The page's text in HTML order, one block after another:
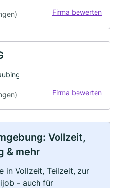
Firma bewerten
Firma bewerten
Vollzeit,
& mehr
in Vollzeit, Teilzeit, zur
– auch für